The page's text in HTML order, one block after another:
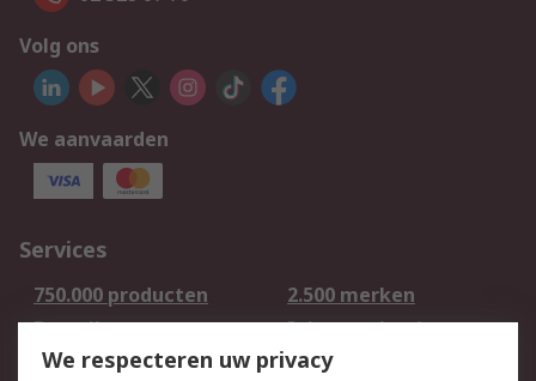
Volg ons
We aanvaarden
Services
750.000 producten
2.500 merken
Bestellen
Inkoopoplossingen
Retouren
Technisch advies
We respecteren uw privacy